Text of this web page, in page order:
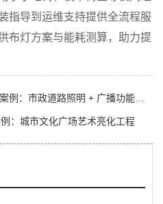
指导到运维支持提供全流程服
布灯方案与能耗测算，助力提
市政道路照明 + 广播功能集成项目
：城市文化广场艺术亮化工程